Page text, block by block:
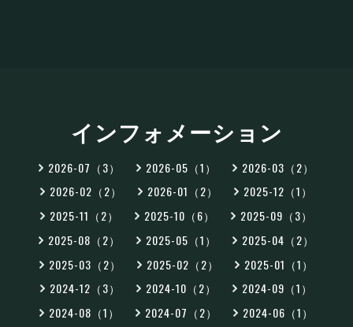
インフォメーション
2026-07（3） 2026-05（1）
2026-03（2）
2026-02（2）
2026-01（2）
2025-12（1）
2025-11（2）
2025-10（6）
2025-09（3）
2025-08（2）
2025-05（1）
2025-04（2）
2025-03（2）
2025-02（2）
2025-01（1）
2024-12（3）
2024-10（2）
2024-09（1）
2024-08（1）
2024-07（2）
2024-06（1）